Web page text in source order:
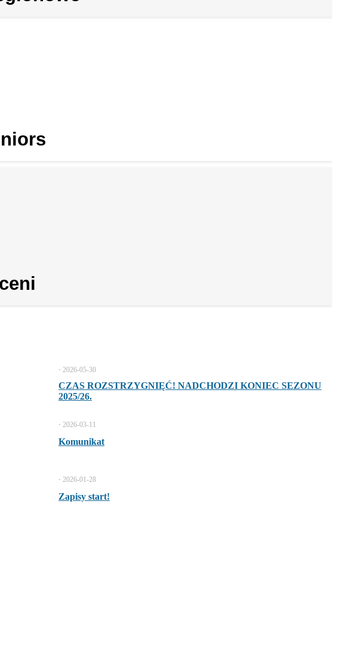
CZAS ROZSTRZYGNIĘĆ! NADCHODZI KONIEC SEZONU
2025/26.
⋅ 2026-05-30
Komunikat
⋅ 2026-03-11
Zapisy start!
⋅ 2026-01-28